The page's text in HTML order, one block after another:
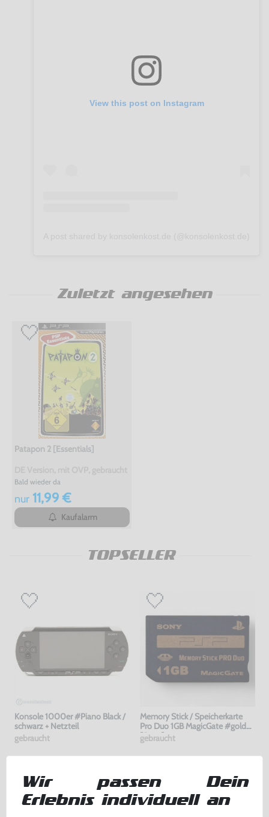
View this post on Instagram
Zuletzt angesehen
Patapon 2 [Essentials]
Bald wieder da
nur11,99 €
Kaufalarm
TOPSELLER
Konsole 1000er #Piano Black /
schwarz + Netzteil
gebraucht
Memory Stick / Speicherkarte
Pro Duo 1GB MagicGate #gold
[Sony]
gebraucht
Warenkorb
Wir passen Dein
Erlebnis individuell an